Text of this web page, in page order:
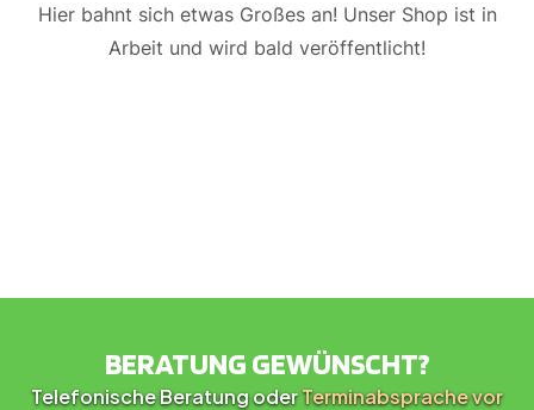
Hier bahnt sich etwas Großes an! Unser Shop ist in
Arbeit und wird bald veröffentlicht!
BERATUNG GEWÜNSCHT?
Telefonische Beratung oderTerminabsprache vor